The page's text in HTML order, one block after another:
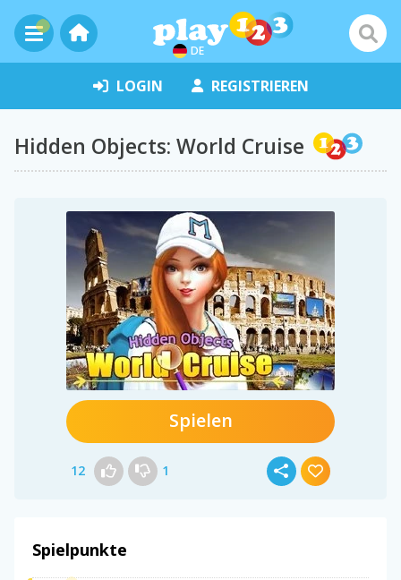
DE
LOGIN REGISTRIEREN
Hidden Objects: World Cruise
Spielen
12 1
Spielpunkte